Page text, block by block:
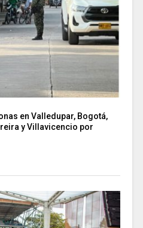
en Valledupar, Bogotá,
y Villavicencio por